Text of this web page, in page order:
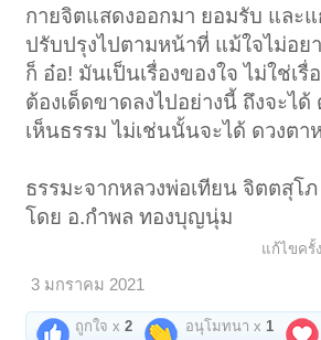
กายจิตแสดงออกมา ยอมรับ และแ
ปรับปรุงไปตามหน้าที่ แม้ใจไม่อย
ก็ อ๋อ! มันเป็นเรื่องของใจ ไม่ใช่เรื่
ต้องเด็ดขาดลงไปอย่างนี้ ถึงจะได้
เห็นธรรม ไม่เช่นนั้นจะได้ ดวงตา
ธรรมะจากหลวงพ่อเทียน จิตตสุโภ
โดย อ.กำพล ทองบุญนุ่ม
แก้ไขครั้
3 มกราคม 2021
ถูกใจ x2 อนุโมทนา x 1